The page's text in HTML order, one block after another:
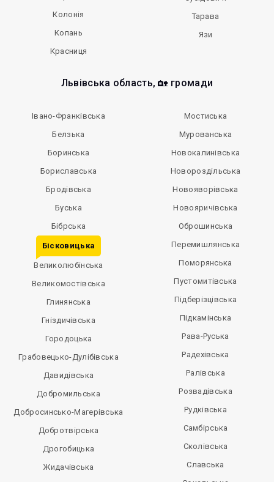
Колонія
Копань
Красниця
Тарава
Язи
Львівська область, 🏡 громади
Івано-Франківська
Белзька
Боринська
Бориславська
Бродівська
Буська
Бібрська
Бісковицька
Великолюбінська
Великомостівська
Глинянська
Гніздичівська
Городоцька
Грабовецько-Дулібівська
Давидівська
Добромильська
Добросинсько-Магерівська
Добротвірська
Дрогобицька
Жидачівська
Мостиська
Мурованська
Новокалинівська
Новороздільська
Новояворівська
Новояричівська
Оброшинська
Перемишлянська
Поморянська
Пустомитівська
Підберізцівська
Підкамінська
Рава-Руська
Радехівська
Ралівська
Розвадівська
Рудківська
Самбірська
Сколівська
Славська